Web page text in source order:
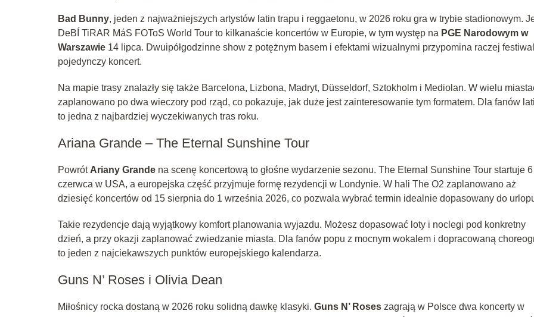
Bad Bunny, jeden z najważniejszych artystów latin trapu i reggaetonu, w 2026 roku gra w trybie stadionowym.
DeBÍ TiRAR MáS FOToS World Tour to kilkanaście koncertów w Europie, w tym występ na PGE Narodowym w
Warszawie 14 lipca. Dwuipółgodzinne show z potężnym basem i efektami wizualnymi przypomina raczej
pojedynczy koncert.
Na mapie trasy znalazły się także Barcelona, Lizbona, Madryt, Düsseldorf, Sztokholm i Mediolan. W wielu
zaplanowano po dwa wieczory pod rząd, co pokazuje, jak duże jest zainteresowanie tym formatem. Dla fanów
to jedna z najbardziej wyczekiwanych tras roku.
Ariana Grande – The Eternal Sunshine Tour
Powrót Ariany Grande na scenę koncertową to głośne wydarzenie sezonu. The Eternal Sunshine Tour startuje 6
czerwca w USA, a europejska część przyjmuje formę rezydencji w Londynie. W hali The O2 zaplanowano aż
dziesięć koncertów od 15 sierpnia do 1 września 2026, co pozwala wybrać termin idealnie dopasowany do
Takie rezydencje dają wyjątkowy komfort planowania wyjazdu. Możesz dopasować loty i noclegi pod konkretny
dzień, a przy okazji zaplanować zwiedzanie miasta. Dla fanów popu z mocnym wokalem i dopracowaną
to jeden z najciekawszych punktów europejskiego kalendarza.
Guns N’ Roses i Olivia Dean
Miłośnicy rocka dostaną w 2026 roku solidną dawkę klasyki. Guns N’ Roses zagrają w Polsce dwa koncerty w